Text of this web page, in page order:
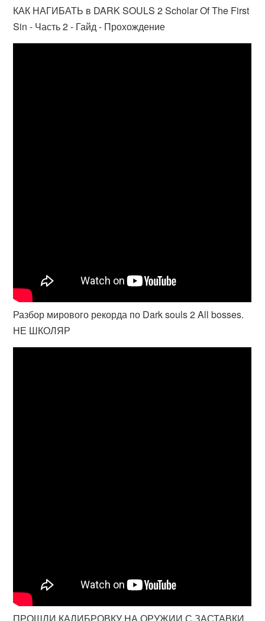
КАК НАГИБАТЬ в DARK SOULS 2 Scholar Of The First
Sin - Часть 2 - Гайд - Прохождение
Разбор мирового рекорда по Dark souls 2 All bosses.
НЕ ШКОЛЯР